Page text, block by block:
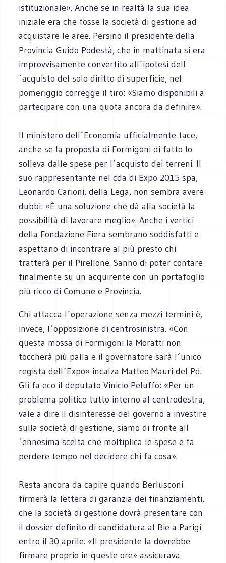
istituzionale». Anche se in realtà la sua idea
iniziale era che fosse la società di gestione ad
acquistare le aree. Persino il presidente della
Provincia Guido Podestà, che in mattinata si era
improvvisamente convertito all´ipotesi dell
´acquisto del solo diritto di superficie, nel
pomeriggio corregge il tiro: «Siamo disponibili a
partecipare con una quota ancora da definire».
Il ministero dell´Economia ufficialmente tace,
anche se la proposta di Formigoni di fatto lo
solleva dalle spese per l´acquisto dei terreni. Il
suo rappresentante nel cda di Expo 2015 spa,
Leonardo Carioni, della Lega, non sembra avere
dubbi: «È una soluzione che dà alla società la
possibilità di lavorare meglio». Anche i vertici
della Fondazione Fiera sembrano soddisfatti e
aspettano di incontrare al più presto chi
tratterà per il Pirellone. Sanno di poter contare
finalmente su un acquirente con un portafoglio
più ricco di Comune e Provincia.
Chi attacca l´operazione senza mezzi termini è,
invece, l´opposizione di centrosinistra. «Con
questa mossa di Formigoni la Moratti non
toccherà più palla e il governatore sarà l´unico
regista dell´Expo» incalza Matteo Mauri del Pd.
Gli fa eco il deputato Vinicio Peluffo: «Per un
problema politico tutto interno al centrodestra,
vale a dire il disinteresse del governo a investire
sulla società di gestione, siamo di fronte all
´ennesima scelta che moltiplica le spese e fa
perdere tempo nel decidere chi fa cosa».
Resta ancora da capire quando Berlusconi
firmerà la lettera di garanzia dei finanziamenti,
che la società di gestione dovrà presentare con
il dossier definito di candidatura al Bie a Parigi
entro il 30 aprile. «Il presidente la dovrebbe
firmare proprio in queste ore» assicurava